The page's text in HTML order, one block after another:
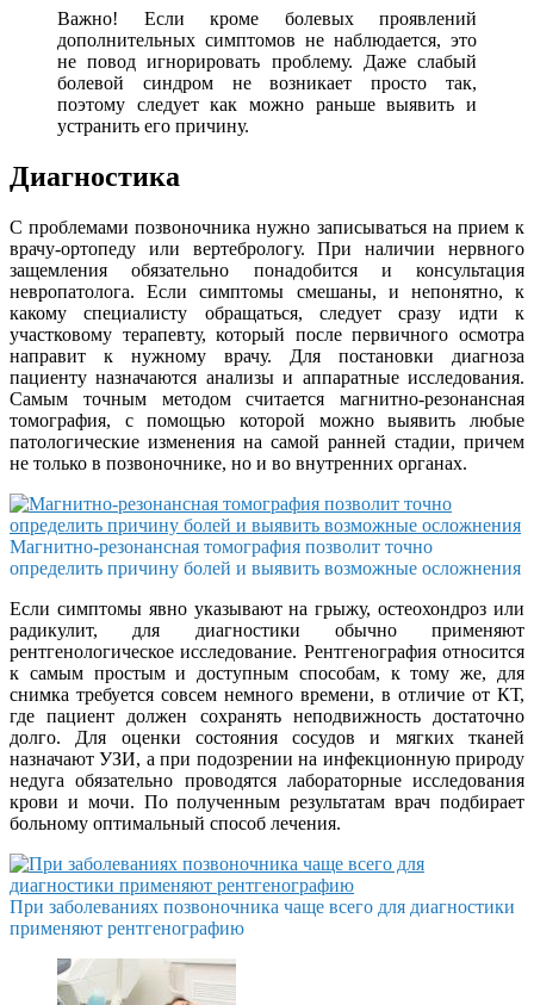
Важно! Если кроме болевых проявлений
дополнительных симптомов не наблюдается, это
не повод игнорировать проблему. Даже слабый
болевой синдром не возникает просто так,
поэтому следует как можно раньше выявить и
устранить его причину.
Диагностика
С проблемами позвоночника нужно записываться на прием к
врачу-ортопеду или вертебрологу. При наличии нервного
защемления обязательно понадобится и консультация
невропатолога. Если симптомы смешаны, и непонятно, к
какому специалисту обращаться, следует сразу идти к
участковому терапевту, который после первичного осмотра
направит к нужному врачу. Для постановки диагноза
пациенту назначаются анализы и аппаратные исследования.
Самым точным методом считается магнитно-резонансная
томография, с помощью которой можно выявить любые
патологические изменения на самой ранней стадии, причем
не только в позвоночнике, но и во внутренних органах.
Магнитно-резонансная томография позволит точно
определить причину болей и выявить возможные осложнения
Если симптомы явно указывают на грыжу, остеохондроз или
радикулит, для диагностики обычно применяют
рентгенологическое исследование. Рентгенография относится
к самым простым и доступным способам, к тому же, для
снимка требуется совсем немного времени, в отличие от КТ,
где пациент должен сохранять неподвижность достаточно
долго. Для оценки состояния сосудов и мягких тканей
назначают УЗИ, а при подозрении на инфекционную природу
недуга обязательно проводятся лабораторные исследования
крови и мочи. По полученным результатам врач подбирает
больному оптимальный способ лечения.
При заболеваниях позвоночника чаще всего для диагностики
применяют рентгенографию